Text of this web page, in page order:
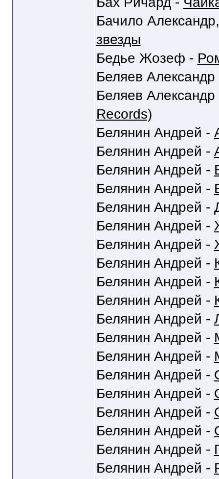
Бачило
звезды
Бедье Жозеф -
Беляев
Беляев
Records)
Белянин Андрей -
Белянин Андрей -
Белянин Андрей -
Белянин Андрей -
Белянин Андрей -
Белянин Андрей -
Белянин Андрей -
Белянин Андрей -
Белянин Андрей -
Белянин Андрей -
Белянин Андрей -
Белянин Андрей -
Белянин Андрей -
Белянин Андрей -
Белянин Андрей -
Белянин Андрей -
Белянин Андрей -
Белянин Андрей -
Белянин Андрей -